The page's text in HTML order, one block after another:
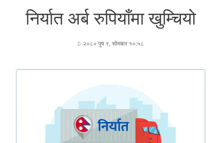
निर्यात अर्ब रुपियाँमा खुम्चियो
२०८० पुष ९, सोमबार १०:५८